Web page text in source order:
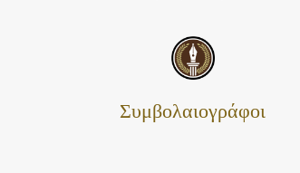
Συμβολαιογράφοι